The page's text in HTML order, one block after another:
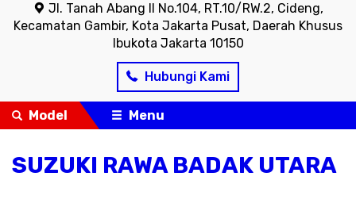
Jl. Tanah Abang II No.104, RT.10/RW.2, Cideng,
Kecamatan Gambir, Kota Jakarta Pusat, Daerah Khusus
Ibukota Jakarta 10150
Hubungi Kami
Model Menu
SUZUKI RAWA BADAK UTARA